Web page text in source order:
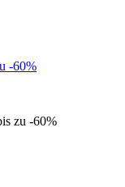
-60%
zu -60%